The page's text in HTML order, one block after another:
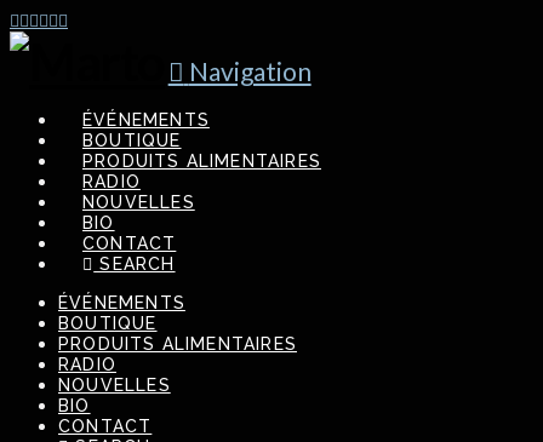
Navigation
ÉVÉNEMENTS
BOUTIQUE
PRODUITS ALIMENTAIRES
RADIO
NOUVELLES
BIO
CONTACT
SEARCH
ÉVÉNEMENTS
BOUTIQUE
PRODUITS ALIMENTAIRES
RADIO
NOUVELLES
BIO
CONTACT